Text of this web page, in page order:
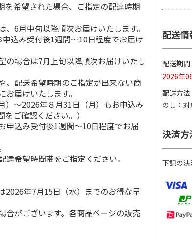
＞お徳用
1）
＜ご自宅用＞島原手
4.5 （2）
国産熟成 おいしい
5.0
＜お中
麺 誉
希望された場合、ご指定の配達時期
6月中旬以降順次お届けいたします。
込み受付後1週間～10日程度でお届け
の場合は7月上旬以降順次お届けいたし
、配送希望時期のご指定が出来ない商
届けいたします。
～2026年８月31日（月）もお申込み
ご確認ください。）
申込み受付後1週間～10日程度でお届
希望時間帯をご指定ください。
年7月15日（水）までのお得な早
がございます。各商品ページの販売
配送情
配送期間
2026年
配送方法
のし
対
決済方
下記の決